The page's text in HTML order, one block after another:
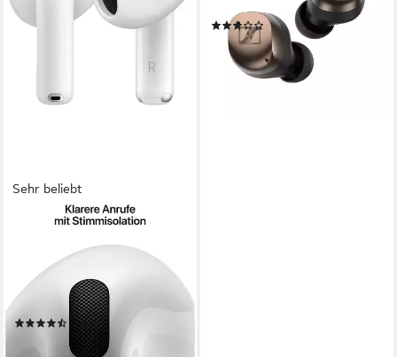
Sehr beliebt
AirPods 4 wireless In-Ear-
Kopfhörer (integrierte
Steuerung für Anrufe und
Musik, kompatibel mit Siri, Siri,
Bluetooth)(857)
UVP149,00 €
Noise Cancellation, Bluetooth)
(9)
184,00 € UVP299,90 €
-39%
lieferbar - in 2-3 Werktagen bei dir